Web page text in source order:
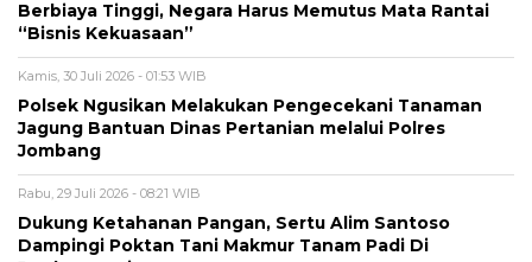
Berbiaya Tinggi, Negara Harus Memutus Mata Rantai
“Bisnis Kekuasaan”
Kamis, 30 Juli 2026 - 01:53 WIB
Polsek Ngusikan Melakukan Pengecekani Tanaman
Jagung Bantuan Dinas Pertanian melalui Polres
Jombang
Rabu, 29 Juli 2026 - 08:21 WIB
Dukung Ketahanan Pangan, Sertu Alim Santoso
Dampingi Poktan Tani Makmur Tanam Padi Di